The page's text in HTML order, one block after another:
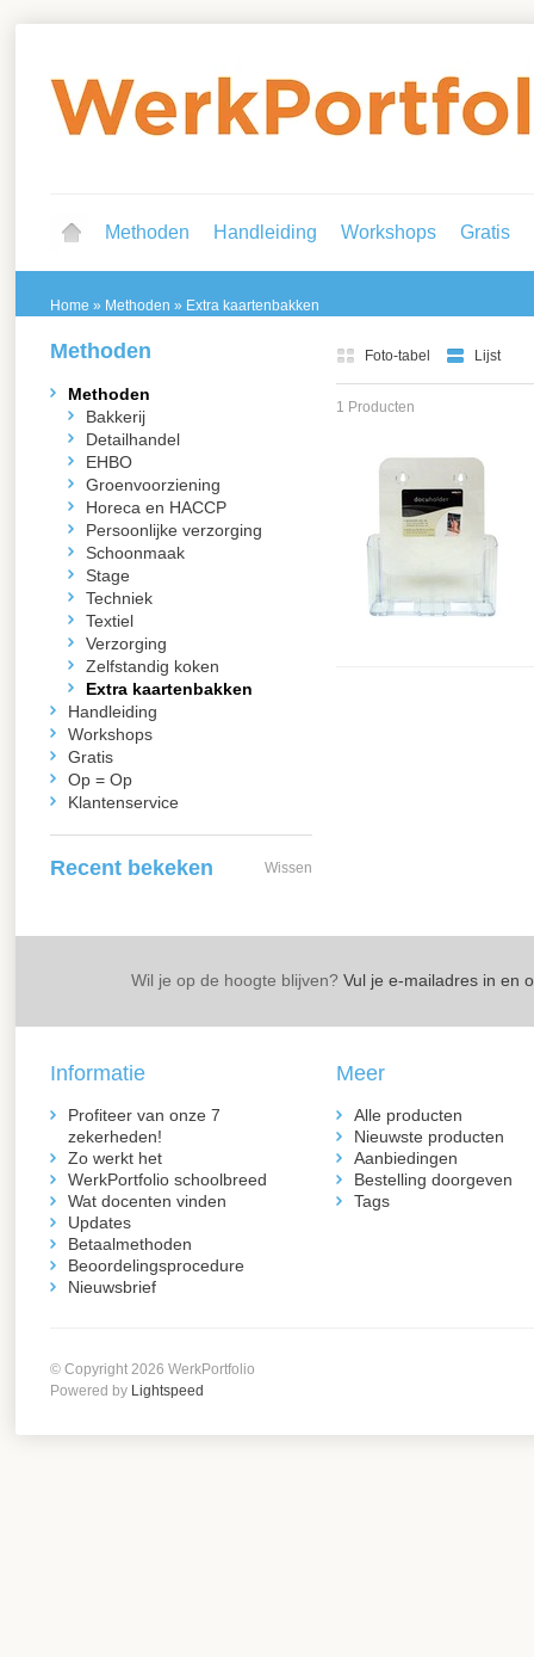
Methoden Handleiding Workshops Gratis
Home » Methoden » Extra kaartenbakken
Foto-tabel Lijst
1 Producten
Methoden
Methoden
Bakkerij
Detailhandel
EHBO
Groenvoorziening
Horeca en HACCP
Persoonlijke verzorging
Schoonmaak
Stage
Techniek
Textiel
Verzorging
Zelfstandig koken
Extra kaartenbakken
Handleiding
Workshops
Gratis
Op = Op
Klantenservice
Recent bekeken Wissen
Wil je op de hoogte blijven? Vul je e-mailadres in en
Informatie
Profiteer van onze 7
zekerheden!
Zo werkt het
WerkPortfolio schoolbreed
Wat docenten vinden
Updates
Betaalmethoden
Beoordelingsprocedure
Nieuwsbrief
Meer
Alle producten
Nieuwste producten
Aanbiedingen
Bestelling doorgeven
Tags
© Copyright 2026 WerkPortfolio
Powered by Lightspeed